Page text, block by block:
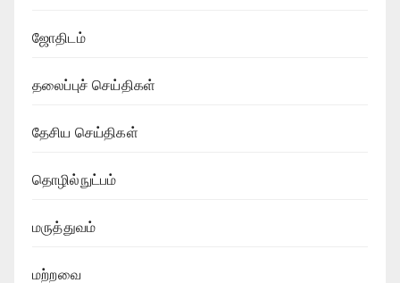
ஜோதிடம்
தலைப்புச் செய்திகள்
தேசிய செய்திகள்
தொழில்நுட்பம்
மருத்துவம்
மற்றவை